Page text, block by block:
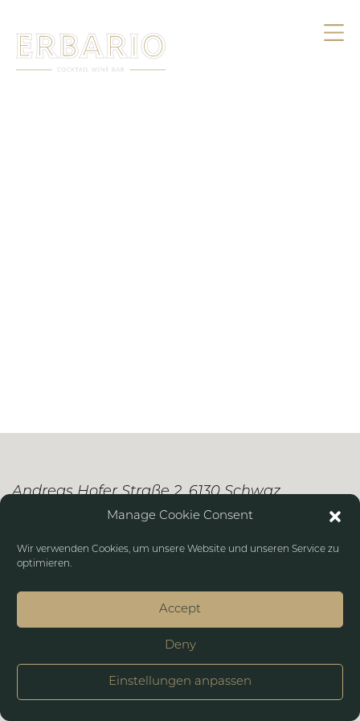
Manage Cookie Consent
Wir verwenden Cookies, um unsere Website und unseren Service zu
optimieren.
Accept
Deny
Einstellungen anpassen
Andreas Hofer Straße 2, 6130 Schwaz
+43 664 4380949